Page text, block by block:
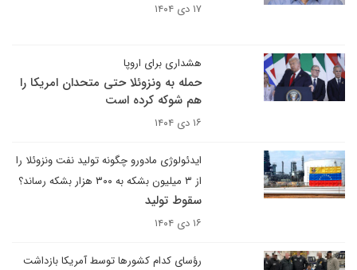
۱۷ دی ۱۴۰۴
هشداری برای اروپا
حمله به ونزوئلا حتی متحدان امریکا را
هم شوکه کرده است
۱۶ دی ۱۴۰۴
ایدئولوژی مادورو چگونه تولید نفت ونزوئلا را
از ۳ میلیون بشکه به ۳۰۰ هزار بشکه رساند؟
سقوط تولید
۱۶ دی ۱۴۰۴
رؤسای کدام کشورها توسط آمریکا بازداشت